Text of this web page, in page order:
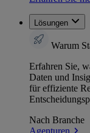
Lösungen
Warum
Erfahren Sie,
Daten und
für effiziente
Nach Branche
Agenturen